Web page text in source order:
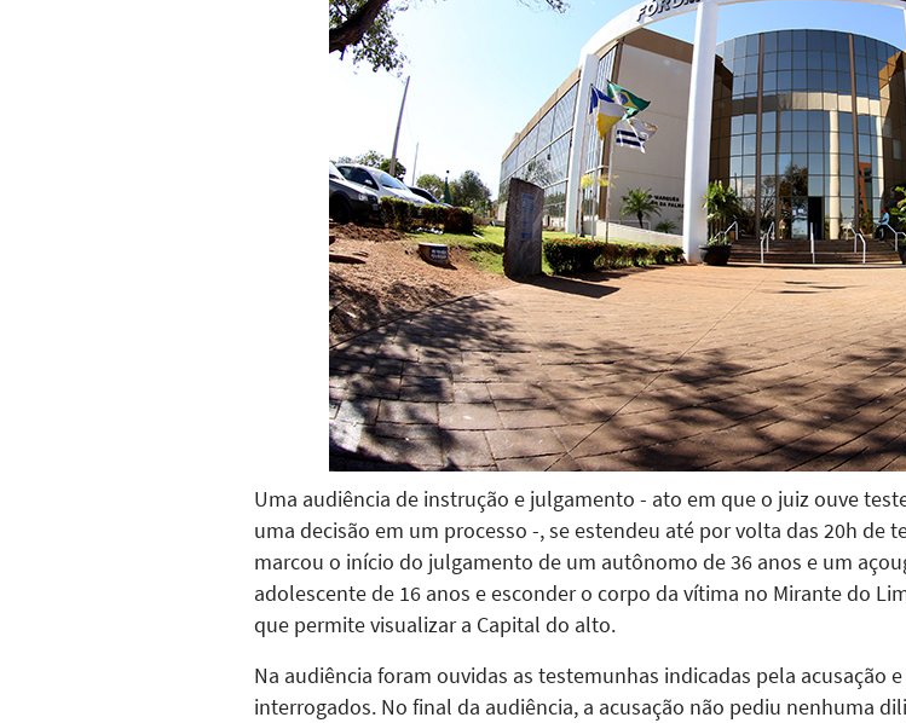
Uma audiência de instrução e julgamento - ato em que o juiz ouve
uma decisão em um processo -, se estendeu até por volta das 20h de
marcou o início do julgamento de um autônomo de 36 anos e um
adolescente de 16 anos e esconder o corpo da vítima no Mirante do
que permite visualizar a Capital do alto.
Na audiência foram ouvidas as testemunhas indicadas pela acusação
interrogados. No final da audiência, a acusação não pediu nenhuma